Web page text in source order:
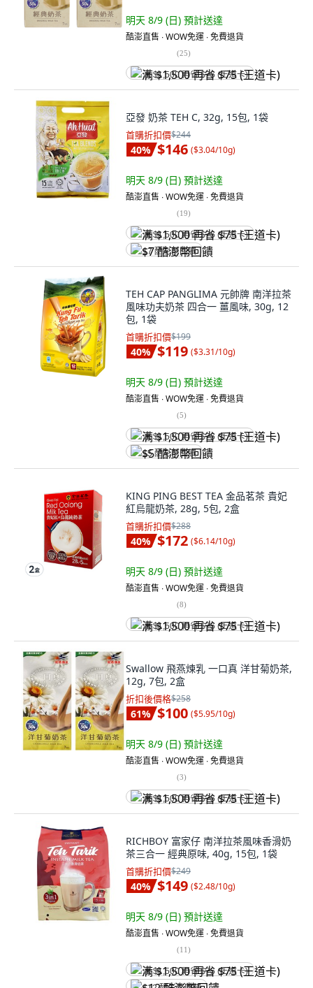
明天 8/9 (日) 預計送達
酷澎直售 ∙ WOW免運 ∙ 免費退貨
(25)
满 $1,500 再省 $75 (王道卡)
亞發 奶茶 TEH C, 32g, 15包, 1袋
首購折扣價$244
40% $146 ($3.04/10g)
明天 8/9 (日) 預計送達
酷澎直售 ∙ WOW免運 ∙ 免費退貨
(19)
满 $1,500 再省 $75 (王道卡)
$7 酷澎幣回饋
TEH CAP PANGLIMA 元帥牌 南洋拉茶
風味功夫奶茶 四合一 薑風味, 30g, 12
包, 1袋
首購折扣價$199
40% $119 ($3.31/10g)
明天 8/9 (日) 預計送達
酷澎直售 ∙ WOW免運 ∙ 免費退貨
(5)
满 $1,500 再省 $75 (王道卡)
$5 酷澎幣回饋
KING PING BEST TEA 金品茗茶 貴妃
紅烏龍奶茶, 28g, 5包, 2盒
首購折扣價$288
40% $172 ($6.14/10g)
明天 8/9 (日) 預計送達
酷澎直售 ∙ WOW免運 ∙ 免費退貨
(8)
满 $1,500 再省 $75 (王道卡)
Swallow 飛燕煉乳 一口真 洋甘菊奶茶,
12g, 7包, 2盒
折扣後價格$258
61% $100 ($5.95/10g)
明天 8/9 (日) 預計送達
酷澎直售 ∙ WOW免運 ∙ 免費退貨
(3)
满 $1,500 再省 $75 (王道卡)
RICHBOY 富家仔 南洋拉茶風味香滑奶
茶三合一 經典原味, 40g, 15包, 1袋
首購折扣價$249
40% $149 ($2.48/10g)
明天 8/9 (日) 預計送達
酷澎直售 ∙ WOW免運 ∙ 免費退貨
(11)
满 $1,500 再省 $75 (王道卡)